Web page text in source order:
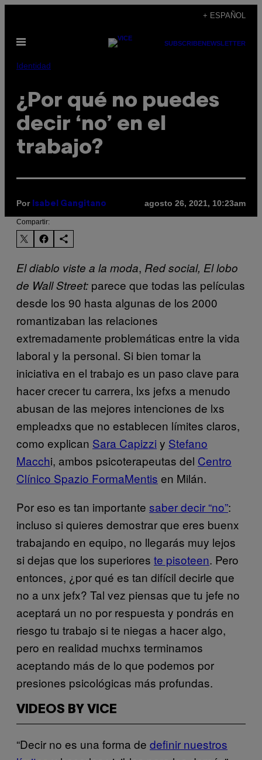
contenido
+ ESPAÑOL
Abrir
SUBSCRIBENEWSLETTER
Identidad
¿Por qué no puedes
decir ‘no’ en el
trabajo?
Por Isabel Gangitano agosto 26, 2021, 10:23am
Compartir:
El diablo viste a la moda, Red social, El lobo
de Wall Street: parece que todas las películas
desde los 90 hasta algunas de los 2000
romantizaban las relaciones
extremadamente problemáticas entre la vida
laboral y la personal. Si bien tomar la
iniciativa en el trabajo es un paso clave para
hacer crecer tu carrera, lxs jefxs a menudo
abusan de las mejores intenciones de lxs
empleadxs que no establecen límites claros,
como explican Sara Capizzi y Stefano
Macchi, ambos psicoterapeutas del Centro
Clínico Spazio FormaMentis en Milán.
Por eso es tan importante saber decir “no”:
incluso si quieres demostrar que eres buenx
trabajando en equipo, no llegarás muy lejos
si dejas que los superiores te pisoteen. Pero
entonces, ¿por qué es tan difícil decirle que
no a unx jefx? Tal vez piensas que tu jefe no
aceptará un no por respuesta y pondrás en
riesgo tu trabajo si te niegas a hacer algo,
pero en realidad muchxs terminamos
aceptando más de lo que podemos por
presiones psicológicas más profundas.
VIDEOS BY VICE
“Decir no es una forma de definir nuestros